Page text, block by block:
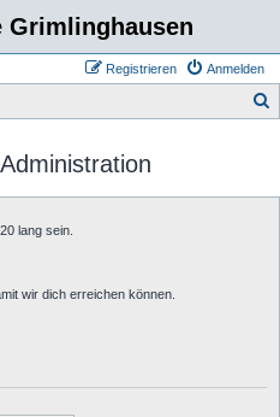
Grimlinghausen
Anmelden
Registrieren
lang sein.
wir dich erreichen können.